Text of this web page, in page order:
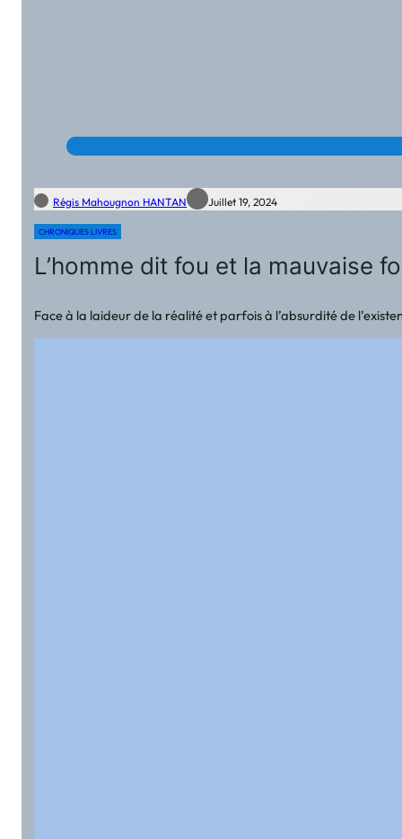
Régis Mahougnon HANTAN Juillet 19, 2024
CHRONIQUES LIVRES
L’homme dit fou et la mauvaise
Face à la laideur de la réalité et parfois à l’absurdité de